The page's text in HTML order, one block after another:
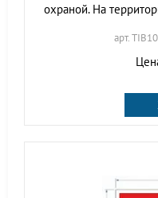
охраной. На
арт.